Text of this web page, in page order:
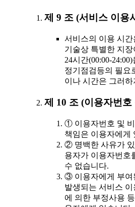
제 9 조 (서비스 이용
서비스의 이용 시
기술상 특별한 지
24시간(00:00-
정기점검등의 필요
이나 시간은 그러
제 10 조 (이용자번호
① 이용자번호 및 비
책임은 이용자에게
② 명백한 사유가 있
용자가 이용자번호
수 없습니다.
③ 이용자에게 부여
발생되는 서비스
에 의한 부정사용